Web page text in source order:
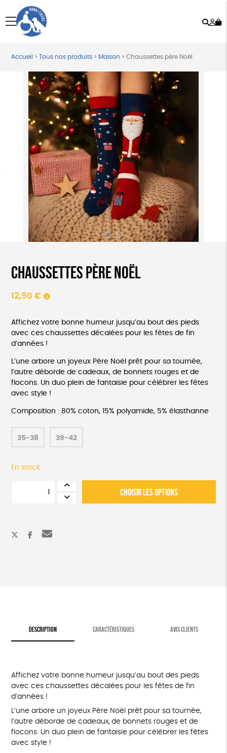
menu
Accueil > Tous nos produits> Maison > Chaussettes père Noël
Chaussettes père Noël
12,90 €
Affichez votre bonne humeur jusqu’au bout des pieds
avec ces chaussettes décalées pour les fêtes de fin
d’années !
L’une arbore un joyeux Père Noël prêt pour sa tournée,
l’autre déborde de cadeaux, de bonnets rouges et de
flocons. Un duo plein de fantaisie pour célébrer les fêtes
avec style !
Composition : 80% coton, 15% polyamide, 5% élasthanne
35-38 39-42
En stock
CHOISIR LES OPTIONS
DESCRIPTION CARACTÉRISTIQUES AVIS CLIENTS
Affichez votre bonne humeur jusqu’au bout des pieds
avec ces chaussettes décalées pour les fêtes de fin
d’années !
L’une arbore un joyeux Père Noël prêt pour sa tournée,
l’autre déborde de cadeaux, de bonnets rouges et de
flocons. Un duo plein de fantaisie pour célébrer les fêtes
avec style !